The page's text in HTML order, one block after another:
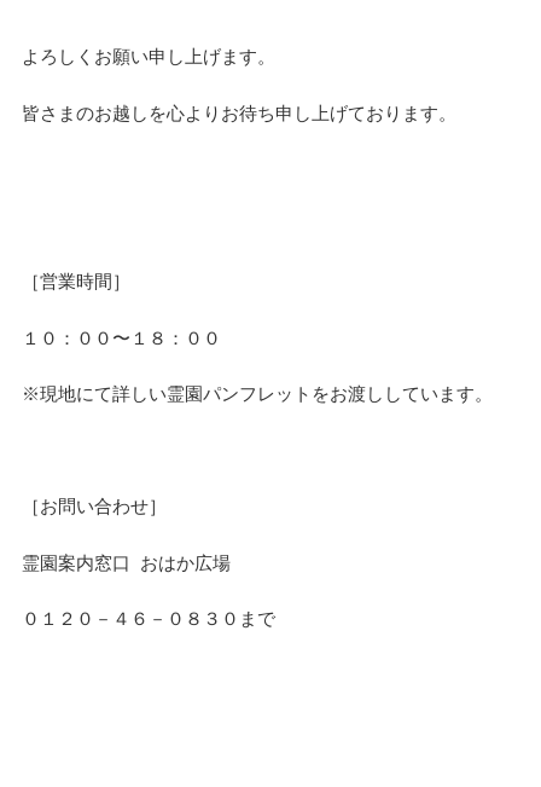
よろしくお願い申し上げます。
皆さまのお越しを心よりお待ち申し上げております。
［営業時間］
１０：００〜１８：００
※現地にて詳しい霊園パンフレットをお渡ししています。
［お問い合わせ］
霊園案内窓口 おはか広場
０１２０－４６－０８３０まで